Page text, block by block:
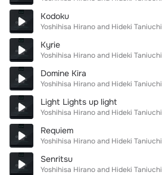
Kodoku
Yoshihisa Hirano and Hideki Taniuchi
Kyrie
Yoshihisa Hirano and Hideki Taniuchi
Domine Kira
Yoshihisa Hirano and Hideki Taniuchi
Light Lights up light
Yoshihisa Hirano and Hideki Taniuchi
Requiem
Yoshihisa Hirano and Hideki Taniuchi
Senritsu
Yoshihisa Hirano and Hideki Taniuchi